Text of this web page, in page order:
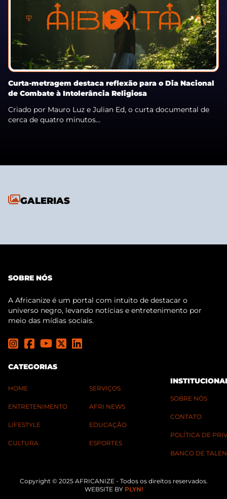
Curta-metragem destaca reflexão para o Dia Nacional
de Combate à Intolerância Religiosa
Criado por Mauro Luz e Julian Ed, o curta documental de
cerca de quatro minutos...
GALERIAS
SOBRE NÓS
A Africanize é um portal com intuito de destacar o
universo negro, levando notícias e entretenimento por
meio das mídias sociais.
CATEGORIAS
HOME
ENTRETENIMENTO
LIFESTYLE
CULTURA
SERVIÇOS
AFRI NEWS
EDUCAÇÃO
ESPORTES
SOBRE NÓS
CONTATO
POLÍTICA DE
BANCO DE
Copyright © 2025 AFRICANIZE - Todos os direitos reservados.
WEBSITE BY PLYN!